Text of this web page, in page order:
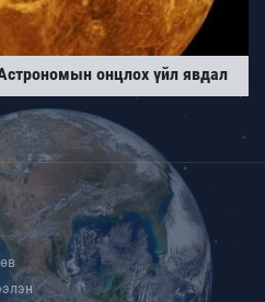
онцлох үйл явдал